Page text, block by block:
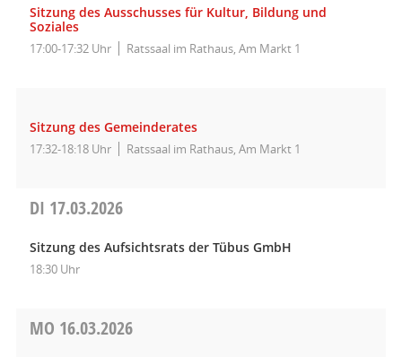
Sitzung des Ausschusses für Kultur, Bildung und
Soziales
17:00-17:32 Uhr Ratssaal im Rathaus, Am Markt 1
Sitzung des Gemeinderates
17:32-18:18 Uhr Ratssaal im Rathaus, Am Markt 1
DI 17.03.2026
Sitzung des Aufsichtsrats der Tübus GmbH
18:30 Uhr
MO 16.03.2026